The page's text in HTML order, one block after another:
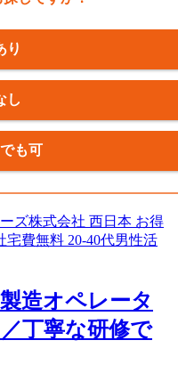
り
し
も可
造オペレータ
丁寧な研修で